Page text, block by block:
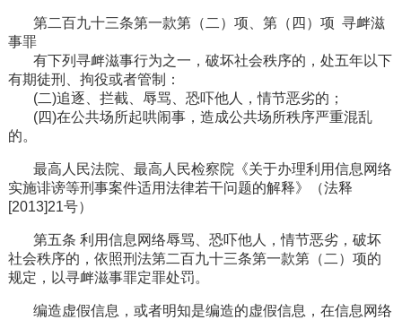
第二百九十三条第一款第（二）项、第（四）项 寻衅滋
事罪
有下列寻衅滋事行为之一，破坏社会秩序的，处五年以下
有期徒刑、拘役或者管制：
(二)追逐、拦截、辱骂、恐吓他人，情节恶劣的；
(四)在公共场所起哄闹事，造成公共场所秩序严重混乱
的。
最高人民法院、最高人民检察院《关于办理利用信息网络
实施诽谤等刑事案件适用法律若干问题的解释》（法释
[2013]21号）
第五条 利用信息网络辱骂、恐吓他人，情节恶劣，破坏
社会秩序的，依照刑法第二百九十三条第一款第（二）项的
规定，以寻衅滋事罪定罪处罚。
编造虚假信息，或者明知是编造的虚假信息，在信息网络